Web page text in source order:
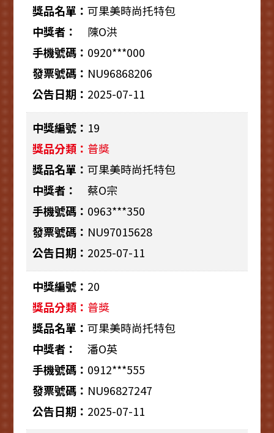
可果美時尚托特包
陳O洪
0920***000
NU96868206
2025-07-11
19
普獎
可果美時尚托特包
蔡O宗
0963***350
NU97015628
2025-07-11
20
普獎
可果美時尚托特包
潘O英
0912***555
NU96827247
2025-07-11